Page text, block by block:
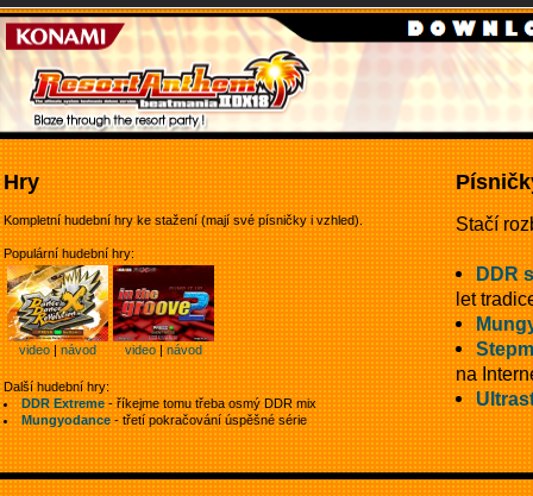
Hry
Kompletní hudební hry ke stažení (mají své písničky i vzhled).
Populární hudební hry:
video|návod video|návod
Další hudební hry:
DDR Extreme- říkejme tomu třeba osmý DDR mix
Mungyodance- třetí pokračování úspěšné série
Stačí
DDR
let
na